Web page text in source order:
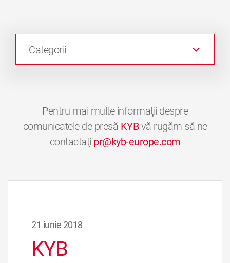
Categorii
Pentru mai multe informaţii despre
comunicatele de presă KYBvă rugăm să ne
contactaţi pr@kyb-europe.com
21 iunie 2018
KYB